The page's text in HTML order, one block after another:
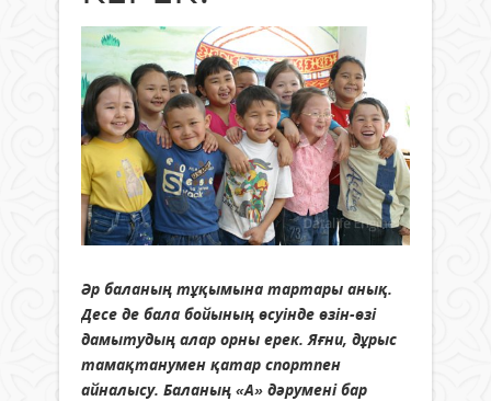
Әр баланың тұқымына тартары анық.
Десе де бала бойының өсуінде өзін-өзі
дамытудың алар орны ерек. Яғни, дұрыс
тамақтанумен қатар спортпен
айналысу. Баланың «А» дәрумені бар